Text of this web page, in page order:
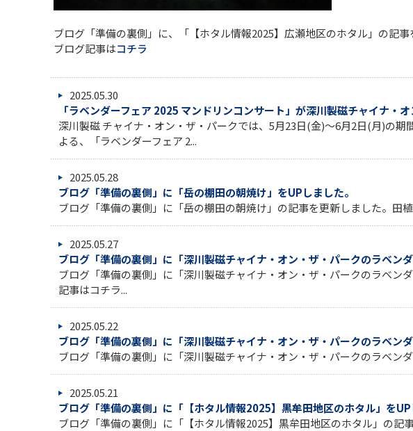
ブログ「準備の裏側」に、「【ホタル情報2025】広瀬地区のホタル」の記事
ブログ記事はコチラ
2025.05.30
「ラベンダーフェア 2025 マンドリンコンサート」が深川製磁チャイナ・
深川製磁 チャイナ・オン・ザ・パークでは、5月23日(金)～6月2日(月)の
よる、「ラベンダーフェア 2...
2025.05.28
ブログ「準備の裏側」に「岳の棚田の朝焼け」をUPしました。
ブログ「準備の裏側」に「岳の棚田の朝焼け」の記事を更新しました。田
2025.05.27
ブログ「準備の裏側」に「深川製磁チャイナ・オン・ザ・パークのラベン
ブログ「準備の裏側」に「深川製磁チャイナ・オン・ザ・パークのラベ
記事はコチラ...
2025.05.22
ブログ「準備の裏側」に「深川製磁チャイナ・オン・ザ・パークのラベン
ブログ「準備の裏側」に「深川製磁チャイナ・オン・ザ・パークのラベン
2025.05.21
ブログ「準備の裏側」に「【ホタル情報2025】黒牟田地区のホタル」をUP
ブログ「準備の裏側」に「【ホタル情報2025】黒牟田地区のホタル」の記